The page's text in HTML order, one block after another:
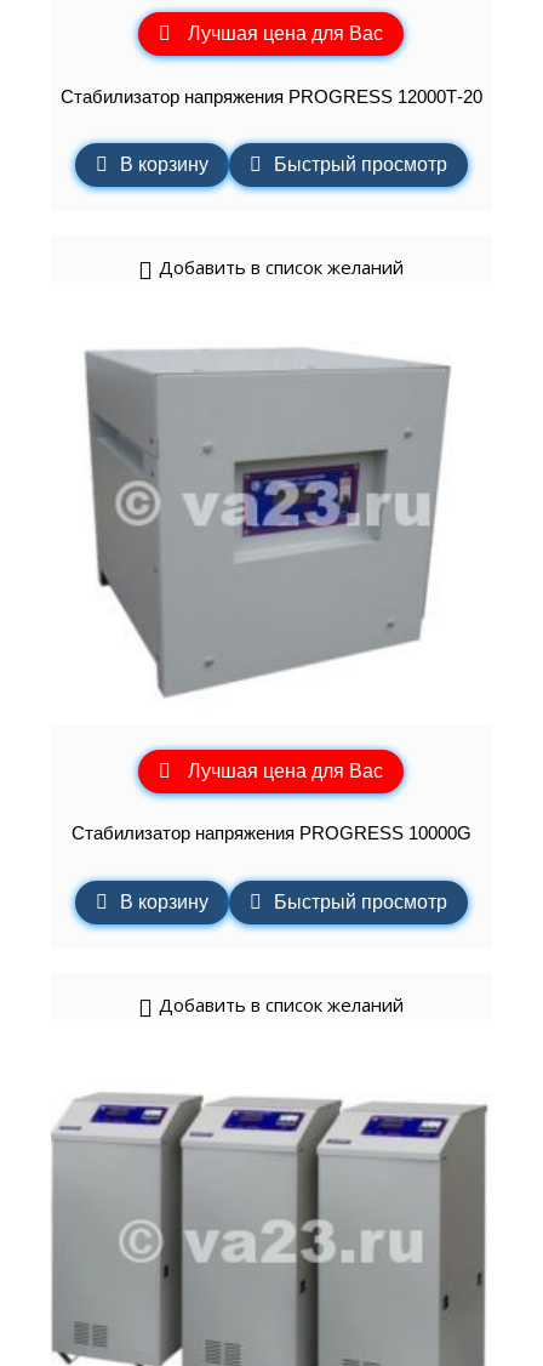
Лучшая цена для Вас
Стабилизатор напряжения PROGRESS 12000Т-20
В корзину Быстрый просмотр
Добавить в список желаний
Лучшая цена для Вас
Стабилизатор напряжения PROGRESS 10000G
В корзину Быстрый просмотр
Добавить в список желаний